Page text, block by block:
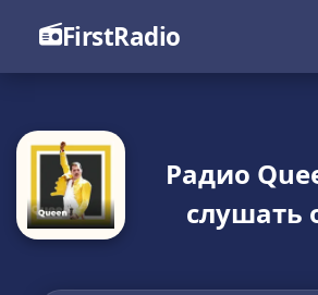
FirstRadio
Радио
слушать